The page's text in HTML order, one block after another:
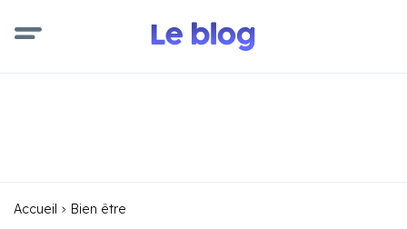
Accueil Bien être